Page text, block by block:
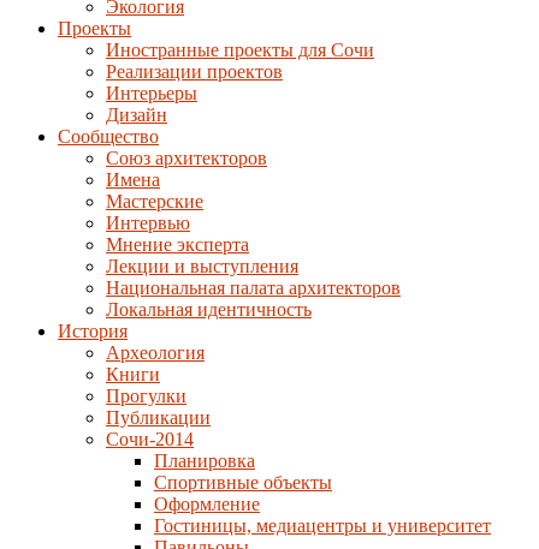
Экология
Проекты
Иностранные проекты для Сочи
Реализации проектов
Интерьеры
Дизайн
Сообщество
Союз архитекторов
Имена
Мастерские
Интервью
Мнение эксперта
Лекции и выступления
Национальная палата архитекторов
Локальная идентичность
История
Археология
Книги
Прогулки
Публикации
Сочи-2014
Планировка
Спортивные объекты
Оформление
Гостиницы, медиацентры и университет